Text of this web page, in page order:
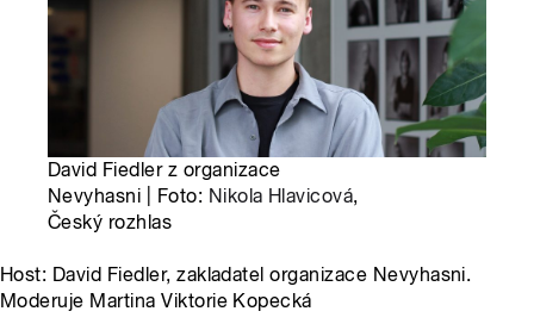
David Fiedler z organizace
Nevyhasni | Foto: Nikola Hlavicová,
Český rozhlas
Host: David Fiedler, zakladatel organizace Nevyhasni.
Moderuje Martina Viktorie Kopecká